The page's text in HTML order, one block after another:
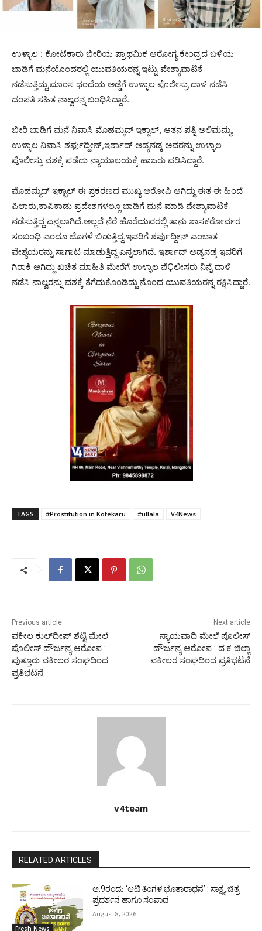
ಉಳ್ಳಾಲ : ಕೋಟೆಕಾರು ಬೀರಿಯ ಪ್ರಾಥಮಿಕ ಆರೋಗ್ಯ ಕೇಂದ್ರದ ಬಳಿಯ
ಬಾಡಿಗೆ ಮನೆಯೊಂದರಲ್ಲಿ ಯುವತಿಯರನ್ನ ಇಟ್ಟು ವೇಶ್ಯಾವಾಟಿಕೆ
ನಡೆಸುತ್ತಿದ್ದು,ಮಾಂಸ ಧಂದೆಯ ಅಡ್ಡೆಗೆ ಉಳ್ಳಾಲ ಪೊಲೀಸ್ರು ದಾಳಿ ನಡೆಸಿ
ದಂಪತಿ ಸಹಿತ ನಾಲ್ವರನ್ನ ಬಂಧಿಸಿದ್ದಾರೆ.
ಬೀರಿ ಬಾಡಿಗೆ ಮನೆ ನಿವಾಸಿ ಮೊಹಮ್ಮದ್ ಇಕ್ಬಾಲ್, ಆತನ ಪತ್ನಿ ಅಲಿಮಮ್ಮ,
ಉಳ್ಳಾಲ ನಿವಾಸಿ ಶರ್ಫುದ್ದೀನ್,ಇರ್ಶಾದ್ ಅಡ್ಯನಡ್ಕ ಅವರನ್ನು ಉಳ್ಳಾಲ
ಪೊಲೀಸ್ರು ವಶಕ್ಕೆ ಪಡೆದು ನ್ಯಾಯಾಲಯಕ್ಕೆ ಹಾಜರು ಪಡಿಸಿದ್ದಾರೆ.
ಮೊಹಮ್ಮದ್ ಇಕ್ಬಾಲ್ ಈ ಪ್ರಕರಣದ ಮುಖ್ಯ ಆರೋಪಿ ಆಗಿದ್ದು ಈತ ಈ ಹಿಂದೆ
ಪಿಲಾರು,ಕಾಪಿಕಾಡು ಪ್ರದೇಶಗಳಲ್ಲೂ ಬಾಡಿಗೆ ಮನೆ ಮಾಡಿ ವೇಶ್ಯಾವಾಟಿಕೆ
ನಡೆಸುತ್ತಿದ್ದ ಎನ್ನಲಾಗಿದೆ.ಅಲ್ಲದೆ ನೆರೆ ಹೊರೆಯವರಲ್ಲಿ ತಾನು ಶಾಸಕರೋರ್ವರ
ಸಂಬಂಧಿ ಎಂದೂ ಬೊಗಳೆ ಬಿಡುತ್ತಿದ್ದ.ಇವರಿಗೆ ಶರ್ಫುದ್ದೀನ್ ಎಂಬಾತ
ವೇಶ್ಯೆಯರನ್ನು ಸಾಗಾಟ ಮಾಡುತ್ತಿದ್ದ ಎನ್ನಲಾಗಿದೆ. ಇರ್ಶಾದ್ ಅಡ್ಯನಡ್ಕ ಇವರಿಗೆ
ಗಿರಾಕಿ ಆಗಿದ್ದು ಖಚಿತ ಮಾಹಿತಿ ಮೇರೆಗೆ ಉಳ್ಳಾಲ ಪೆÇಲೀಸರು ನಿನ್ನೆ ದಾಳಿ
ನಡೆಸಿ ನಾಲ್ವರನ್ನು ವಶಕ್ಕೆ ತೆಗೆದುಕೊಂಡಿದ್ದು ನೊಂದ ಯುವತಿಯರನ್ನ ರಕ್ಷಿಸಿದ್ದಾರೆ.
TAGS #Prostitution in Kotekaru #ullala V4News
Previous article
ವಕೀಲ ಕುಲ್‌ದೀಪ್ ಶೆಟ್ಟಿ ಮೇಲೆ
ಪೊಲೀಸ್ ದೌರ್ಜನ್ಯ ಆರೋಪ :
ಪುತ್ತೂರು ವಕೀಲರ ಸಂಘದಿಂದ
ಪ್ರತಿಭಟನೆ
Next article
ನ್ಯಾಯವಾದಿ ಮೇಲೆ ಪೊಲೀಸ್
ದೌರ್ಜನ್ಯ ಆರೋಪ : ದ.ಕ ಜಿಲ್ಲಾ
ವಕೀಲರ ಸಂಘದಿಂದ ಪ್ರತಿಭಟನೆ
v4team
RELATED ARTICLES
Fresh News
ಆ.9ರಂದು ‘ಆಟಿ ತಿಂಗಳ ಭೂತಾರಾಧನೆ’ : ಸಾಕ್ಷ್ಯ ಚಿತ್ರ
ಪ್ರದರ್ಶನ ಹಾಗೂ ಸಂವಾದ
August 8, 2026